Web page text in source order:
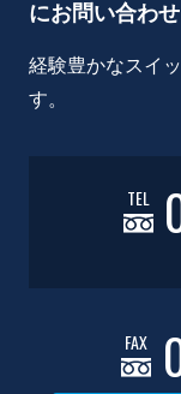
にお問い合わせ
経験豊かなスイ
す。
TEL
FAX